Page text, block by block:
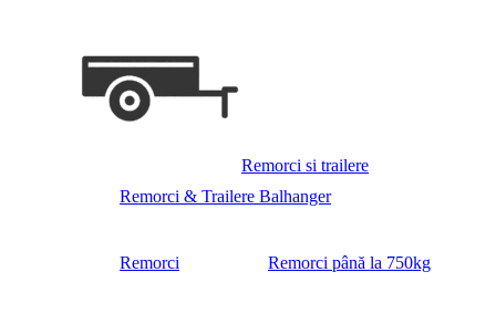
Remorci si trailere
Remorci & Trailere Balhanger
Remorci Remorci până la 750kg